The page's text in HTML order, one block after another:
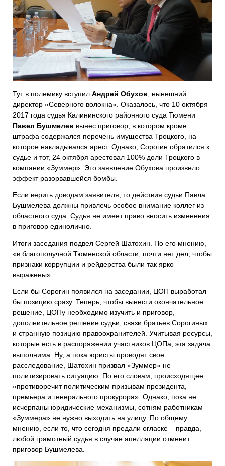
Тут в полемику вступил Андрей Обухов , нынешний
директор «Северного волокна». Оказалось, что 10 октября
2017 года судья Калининского районного суда Тюмени
Павел Бушмелев вынес приговор, в котором кроме
штрафа содержался перечень имущества Троцкого, на
которое накладывался арест. Однако, Сорогин обратился к
судье и тот, 24 октября арестовал 100% доли Троцкого в
компании «Зуммер». Это заявление Обухова произвело
эффект разорвавшейся бомбы.
Если верить доводам заявителя, то действия судьи Павла
Бушмелева должны привлечь особое внимание коллег из
областного суда. Судья не имеет право вносить изменения
в приговор единолично.
Итоги заседания подвел Сергей Шатохин. По его мнению,
«в благополучной Тюменской области, почти нет дел, чтобы
признаки коррупции и рейдерства были так ярко
выражены».
Если бы Сорогин появился на заседании, ЦОП выработал
бы позицию сразу. Теперь, чтобы вынести окончательное
решение, ЦОПу необходимо изучить и приговор,
дополнительное решение судьи, связи братьев Сорогиных
и странную позицию правоохранителей. Учитывая ресурсы,
которые есть в распоряжении участников ЦОПа, эта задача
выполнима. Ну, а пока юристы проводят свое
расследование, Шатохин призвал «Зуммер» не
политизировать ситуацию. По его словам, происходящее
«противоречит политическим призывам президента,
премьера и генерального прокурора». Однако, пока не
исчерпаны юридические механизмы, сотням работникам
«Зуммера» не нужно выходить на улицу. По общему
мнению, если то, что сегодня предали огласке – правда,
любой грамотный судья в случае апелляции отменит
приговор Бушмелева.